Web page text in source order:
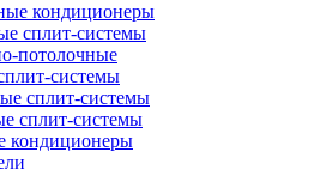
кондиционеры
сплит-системы
потолочные
системы
сплит-системы
сплит-системы
кондиционеры